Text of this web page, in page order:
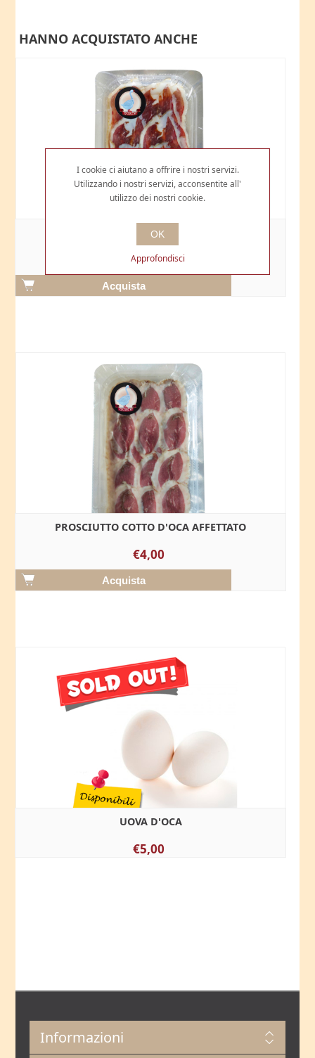
HANNO ACQUISTATO ANCHE
PROSCIUTTO CRUDO D'OCA AFFETTATO
€4,00
PROSCIUTTO COTTO D'OCA AFFETTATO
€4,00
UOVA D'OCA
€5,00
Informazioni
I cookie ci aiutano a offrire i nostri servizi.
Utilizzando i nostri servizi, acconsentite all'
utilizzo dei nostri cookie.
OK
Approfondisci